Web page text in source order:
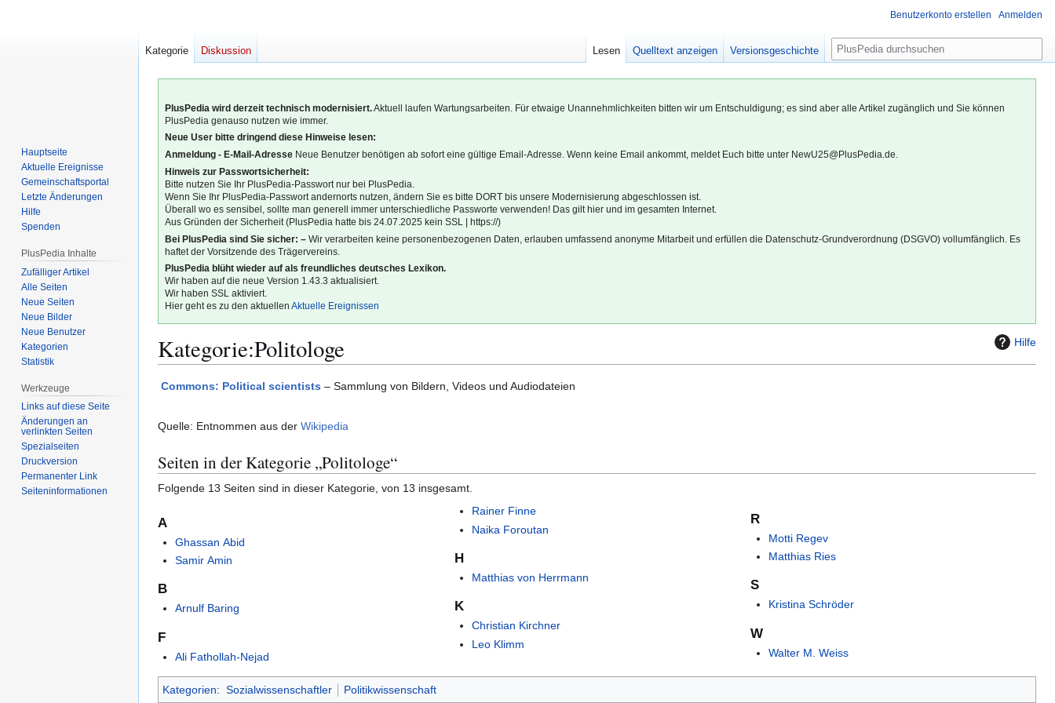
PlusPedia wird derzeit technisch modernisiert.Aktuell laufen Wartungsarbeiten. Für etwaige Unannehmlichkeiten bitten wir um Entschuldigung; es sind aber alle Artikel zugänglich und Sie können
PlusPedia genauso nutzen wie immer.
Neue User bitte dringend diese Hinweise lesen:
Anmeldung - E-Mail-Adresse Neue Benutzer benötigen ab sofort eine gültige Email-Adresse. Wenn keine Email ankommt, meldet Euch bitte unter NewU25@PlusPedia.de.
Hinweis zur Passwortsicherheit:
Bitte nutzen Sie Ihr PlusPedia-Passwort nur bei PlusPedia.
Wenn Sie Ihr PlusPedia-Passwort andernorts nutzen, ändern Sie es bitte DORT bis unsere Modernisierung abgeschlossen ist.
Überall wo es sensibel, sollte man generell immer unterschiedliche Passworte verwenden! Das gilt hier und im gesamten Internet.
Aus Gründen der Sicherheit (PlusPedia hatte bis 24.07.2025 kein SSL | https://)
Bei PlusPedia sind Sie sicher: – Wir verarbeiten keine personenbezogenen Daten, erlauben umfassend anonyme Mitarbeit und erfüllen die Datenschutz-Grundverordnung (DSGVO) vollumfänglich. Es
haftet der Vorsitzende des Trägervereins.
PlusPedia blüht wieder auf als freundliches deutsches Lexikon.
Wir haben auf die neue Version 1.43.3 aktualisiert.
Wir haben SSL aktiviert.
Hier geht es zu den aktuellenAktuelle Ereignissen
Hilfe
Kategorie:Politologe
Zur
springen
Zur
springen
Commons: Political scientists – Sammlung von Bildern, Videos und Audiodateien
Quelle: Entnommen aus der Wikipedia
Seiten in der Kategorie „Politologe“
Folgende 13 Seiten sind in dieser Kategorie, von 13 insgesamt.
A
Ghassan Abid
Samir Amin
B
Arnulf Baring
F
Ali Fathollah-Nejad
Rainer Finne
Naika Foroutan
H
Matthias von Herrmann
K
Christian Kirchner
Leo Klimm
R
Motti Regev
Matthias Ries
S
Kristina Schröder
W
Walter M. Weiss
Kategorien: Sozialwissenschaftler Politikwissenschaft
Benutzerkonto erstellen Anmelden
Kategorie Diskussion Lesen Quelltext anzeigen Versionsgeschichte
S
u
c
e
Hauptseite
Aktuelle Ereignisse
Gemeinschafts­portal
Letzte Änderungen
Hilfe
Spenden
PlusPedia Inhalte
Zufälliger Artikel
Alle Seiten
Neue Seiten
Neue Bilder
Neue Benutzer
Kategorien
Statistik
Werkzeuge
Links auf diese Seite
Änderungen an
verlinkten Seiten
Spezialseiten
Druckversion
Permanenter Link
Seiten­­informationen